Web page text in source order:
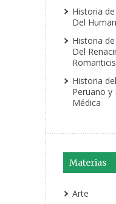
Historia
Del
Historia
Del
Historia
Peruano y
Médica
Materias
Arte